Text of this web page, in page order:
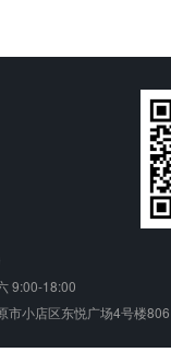
9:00-18:00
市小店区东悦广场4号楼806